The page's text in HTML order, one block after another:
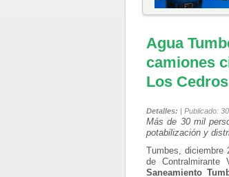
Agua
camiones
Los Cedros
Detalles: | Publicado:
Más de 30 mil
potabilización y
Tumbes, diciembre
de Contralmirante
Saneamiento